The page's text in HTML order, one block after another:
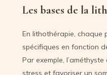
Les bases de la
En lithothérapie, chaque
spécifiques en fonction
Par exemple,
stress et favoriser un